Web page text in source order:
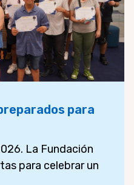
para
La Fundación
para celebrar un